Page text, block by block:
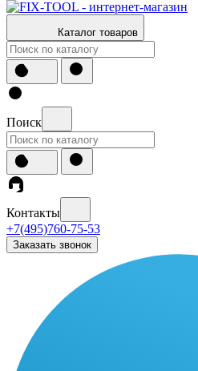
Каталог товаров
Поиск
Контакты
+7(495)760-75-53
Заказать звонок